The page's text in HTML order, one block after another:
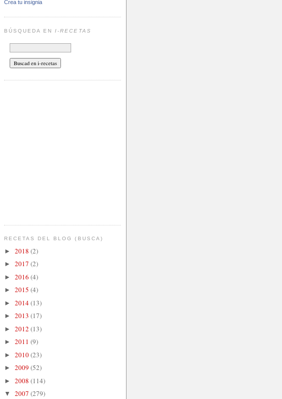
Crea tu insignia
BÚSQUEDA ENI-RECETAS
RECETAS DEL BLOG (BUSCA)
► 2018 (2)
► 2017 (2)
► 2016 (4)
► 2015 (4)
► 2014(13)
► 2013 (17)
► 2012 (13)
► 2011 (9)
► 2010(23)
► 2009 (52)
► 2008 (114)
▼ 2007 (279)